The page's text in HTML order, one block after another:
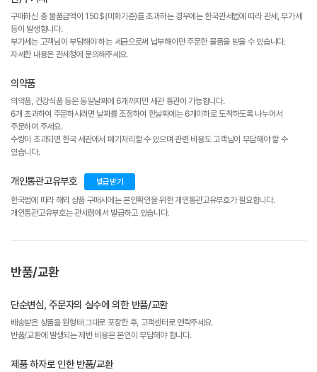
구매하신 총 물품금액이 150$(미화기준)를 초과하는 경우에는 한국관세법에 따라 관세, 부가세
등이 발생합니다.
부가세는 고객님이 부담해야 하는 세금으로써 납부해야만 주문한 물품을 받을 수 있습니다.
자세한 내용은 관세청에 문의해주세요.
의약품
의약품, 건강식품 등은 동일날짜에 6개까지만 세관 통관이 가능합니다.
6개 초과하여 주문하시려면 날짜를 조정하여 한날짜에는 6개이하로 도착하도록 나누어서
주문하여 주세요.
수량이 초과되면 한국 세관에서 폐기처리할 수 있으며 관련 비용도 고객님이 부담해야 할 수
있습니다.
개인통관고유부호 발급받기
한국법에 따라 해외 상품 구매시에는 본인확인을 위한 개인통관고유부호가 필요합니다.
개인통관고유부호는 관세청에서 발급하고 있습니다.
반품/교환
단순변심, 주문자의 실수에 의한 반품/교환
배송받은 상품을 원형태 그대로 포장한 후, 고객센터로 연락주세요.
반품/교환에 발생되는 제반 비용은 본인이 부담해야 합니다.
제품 하자로 인한 반품/교환